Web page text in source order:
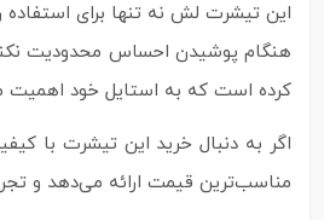
این تیشرت لش نه تنها برای
هنگام پوشیدن احساس محدودیت
کرده است که به استایل خود اهمیت
اگر به دنبال خرید این تیشرت با
مناسب‌ترین قیمت ارائه می‌دهد و